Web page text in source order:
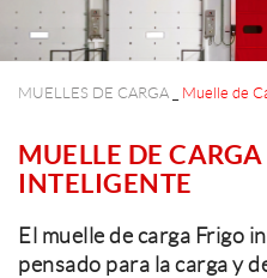
MUELLES DE CARGA Muelle de
MUELLE DE
INTELIGENTE
El muelle de carga Frigo
pensado para la carga y